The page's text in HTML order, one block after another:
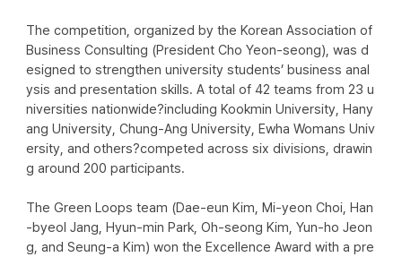
The competition, organized by the Korean Association of
Business Consulting (President Cho Yeon-seong), was d
esigned to strengthen university students’ business anal
ysis and presentation skills. A total of 42 teams from 23 u
niversities nationwide?including Kookmin University, Hany
ang University, Chung-Ang University, Ewha Womans Univ
ersity, and others?competed across six divisions, drawin
g around 200 participants.
The Green Loops team (Dae-eun Kim, Mi-yeon Choi, Han
-byeol Jang, Hyun-min Park, Oh-seong Kim, Yun-ho Jeon
g, and Seung-a Kim) won the Excellence Award with a pre